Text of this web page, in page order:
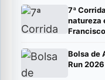
7ª
natureza
Francisco
Bolsa de
Run 2026